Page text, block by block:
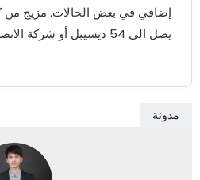
إضافي في بعض الحالات. مزيج من
يصل الى 54 ديسيبل أو شركة الاتصالات السعودية 45-50).
مدونة